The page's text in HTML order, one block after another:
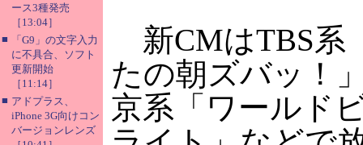
ース3種発売
［13:04］
■
「G9」の文字入力
に不具合、ソフト
更新開始
［11:14］
■ アドプラス、
iPhone 3G向けコン
バージョンレンズ
新CMはTBS系
たの朝ズバッ！
京系「ワールド